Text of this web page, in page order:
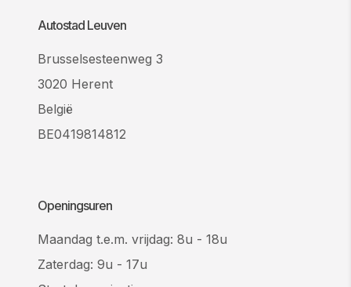
Autostad Leuven
Brusselsesteenweg 3
3020 Herent
België
BE0419814812
Openingsuren
Maandag t.e.m. vrijdag: 8u - 18u
Zaterdag: 9u - 17u